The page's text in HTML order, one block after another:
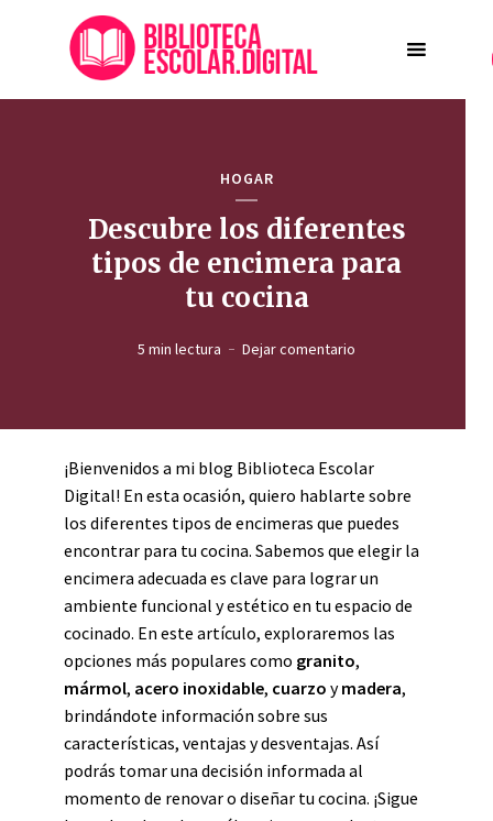
HOGAR
Descubre los diferentes
tipos de encimera para
tu cocina
5 min lectura Dejar comentario
¡Bienvenidos a mi blog Biblioteca Escolar
Digital! En esta ocasión, quiero hablarte sobre
los diferentes tipos de encimeras que puedes
encontrar para tu cocina. Sabemos que elegir la
encimera adecuada es clave para lograr un
ambiente funcional y estético en tu espacio de
cocinado. En este artículo, exploraremos las
opciones más populares como granito,
mármol, acero inoxidable, cuarzo ymadera,
brindándote información sobre sus
características, ventajas y desventajas. Así
podrás tomar una decisión informada al
momento de renovar o diseñar tu cocina. ¡Sigue